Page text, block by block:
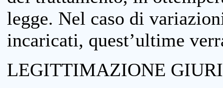
legge. Nel caso di
incaricati, quest’ultime
LEGITTIMAZIONE